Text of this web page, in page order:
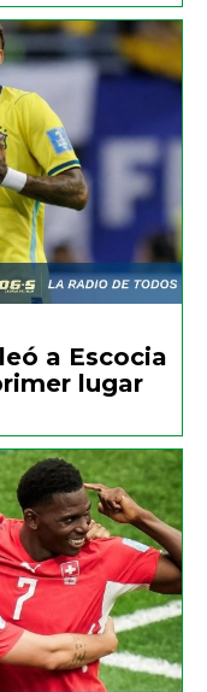
a Escocia
lugar